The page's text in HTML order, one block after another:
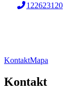
122623120
KontaktMapa
Kontakt